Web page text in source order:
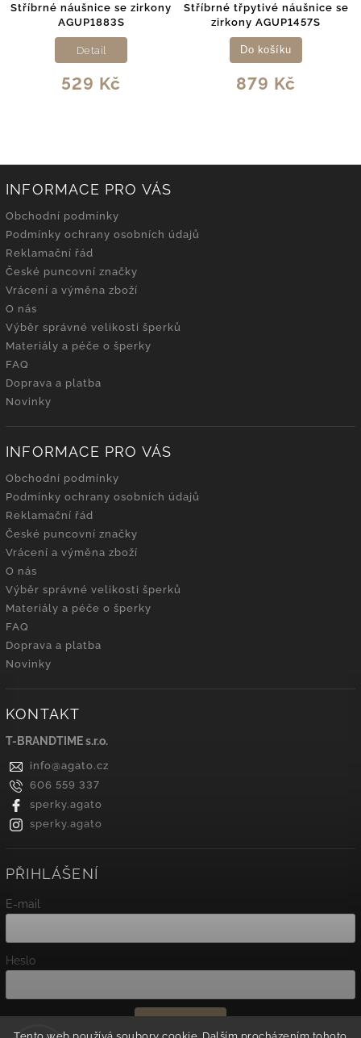
Stříbrné náušnice se zirkony
AGUP1883S
529 Kč
Detail
Stříbrné třpytivé náušnice se
zirkony AGUP1457S
879 Kč
Do košíku
INFORMACE PRO VÁS
Obchodní podmínky
Podmínky ochrany osobních údajů
Reklamační řád
České puncovní značky
Vrácení a výměna zboží
O nás
Výběr správné velikosti šperků
Materiály a péče o šperky
FAQ
Doprava a platba
Novinky
INFORMACE PRO VÁS
Obchodní podmínky
Podmínky ochrany osobních údajů
Reklamační řád
České puncovní značky
Vrácení a výměna zboží
O nás
Výběr správné velikosti šperků
Materiály a péče o šperky
FAQ
Doprava a platba
Novinky
KONTAKT
T-BRANDTIME s.r.o.
info@agato.cz
606 559 337
sperky.agato
sperky.agato
PŘIHLÁŠENÍ
E-mail
Heslo